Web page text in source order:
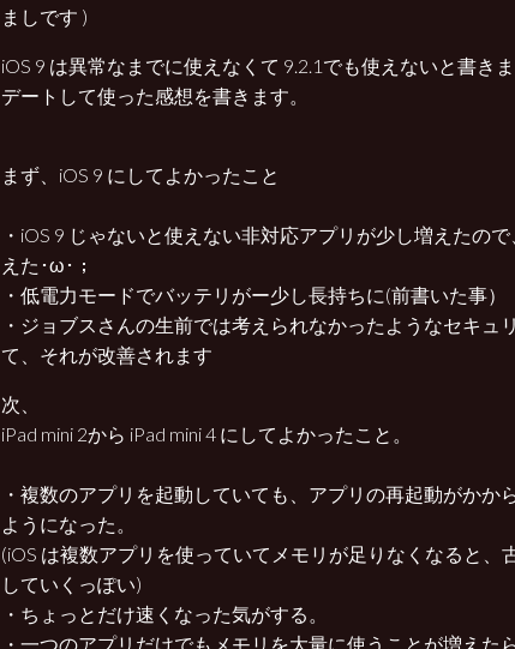
ましです )
iOS 9 は異常なまでに使えなくて 9.2.1でも使えないと書き
デートして使った感想を書きます。
まず、iOS 9 にしてよかったこと
・iOS 9 じゃないと使えない非対応アプリが少し増えたの
えた･ω･；
・低電力モードでバッテリがー少し長持ちに(前書いた事）
・ジョブスさんの生前では考えられなかったようなセキュ
て、それが改善されます
次、
iPad mini 2から iPad mini 4 にしてよかったこと。
・複数のアプリを起動していても、アプリの再起動がかか
ようになった。
(iOS は複数アプリを使っていてメモリが足りなくなると、
していくっぽい)
・ちょっとだけ速くなった気がする。
・一つのアプリだけでもメモリを大量に使うことが増えた